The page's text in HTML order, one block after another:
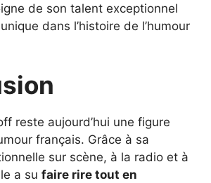
de son talent exceptionnel
dans l’histoire de l’humour
reste aujourd’hui une figure
français. Grâce à sa
sur scène, à la radio et à
a su faire rire tout en